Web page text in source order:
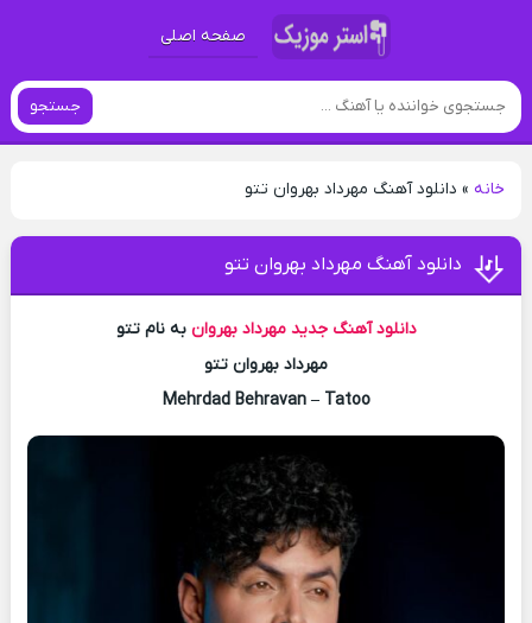
صفحه اصلی
جستجو
خانه» دانلود آهنگ مهرداد بهروان تتو
دانلود آهنگ مهرداد بهروان تتو
دانلود آهنگ جدید مهرداد بهروان به نام تتو
مهرداد بهروان تتو
Mehrdad Behravan – Tatoo